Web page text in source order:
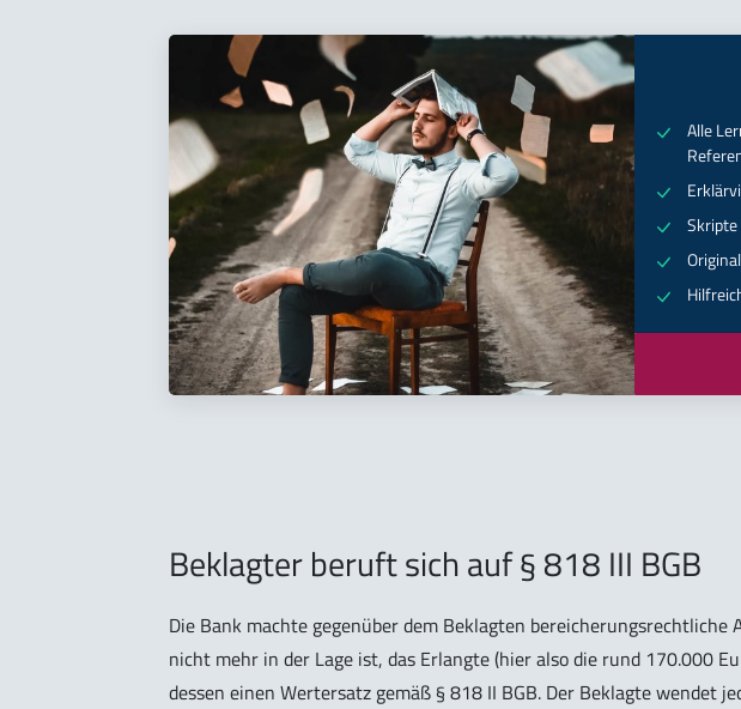
Alle
Skripte
Beklagter beruft sich auf § 818 III BGB
Die Bank machte gegenüber dem Beklagten bereicherungsrechtliche
nicht mehr in der Lage ist, das Erlangte (hier also die rund 170.000
dessen einen Wertersatz gemäß § 818 II BGB. Der Beklagte wendet